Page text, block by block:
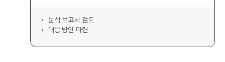
분석 보고서 검토
대응 방안 마련